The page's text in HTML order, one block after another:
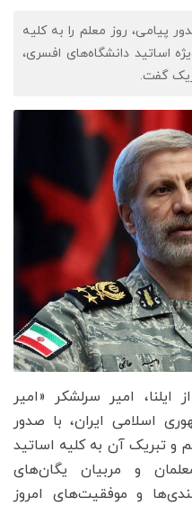
پیامی، روز معلم را به کلیه
اساتید دانشگاه‌های افسری،
گفت.
امیر سرلشکر «امیر
اسلامی ایران، با صدور
و تبریک آن به کلیه اساتید
و مربیان یگان‌های
و موفقیت‌های امروز